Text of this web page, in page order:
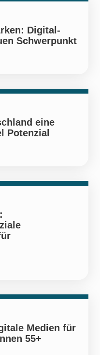
Digital-
Schwerpunkt
eine
Potenzial
Medien für
55+